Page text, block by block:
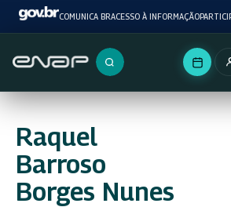
COMUNICA BRACESSO À INFORMAÇÃO
Buscar no portal
Raquel
Barroso
Borges Nunes